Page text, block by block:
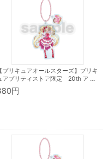
【プリキュアオールスターズ】プリキ
アプリティストア限定 20th ア …
円